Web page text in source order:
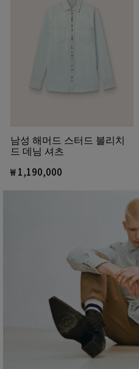
남성 해머드 스터드 블리치
드 데님 셔츠
₩ 1,190,000